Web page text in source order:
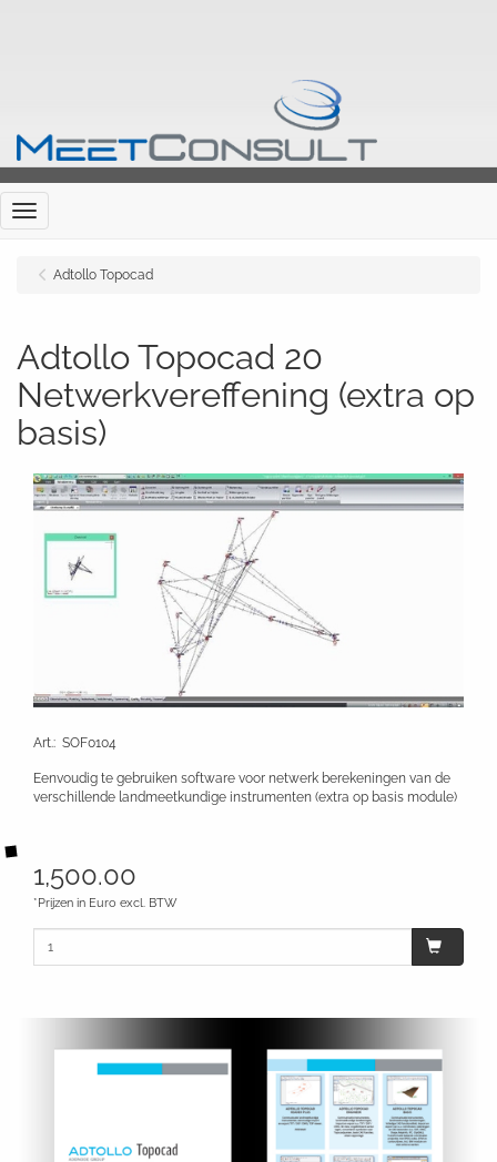
Menu
Adtollo Topocad
Adtollo Topocad 20
Netwerkvereffening (extra op
basis)
Art.: SOF0104
Eenvoudig te gebruiken software voor netwerk berekeningen van de
verschillende landmeetkundige instrumenten (extra op basis module)
1,500.00
*Prijzen in Euro excl. BTW